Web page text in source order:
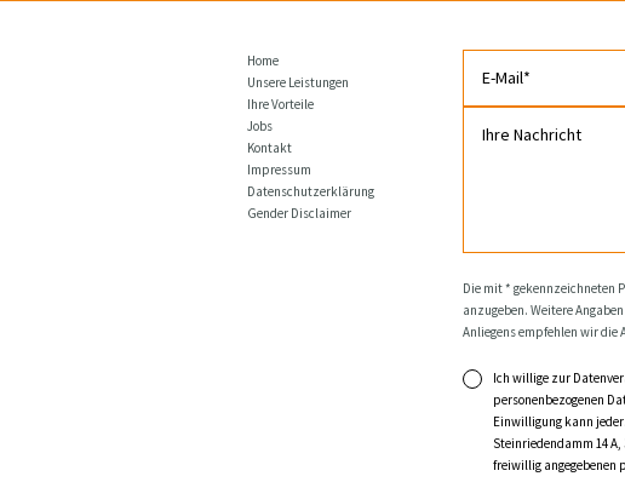
Home
Unsere Leistungen
Ihre Vorteile
Jobs
Kontakt
Impressum
Datenschutzerklärung
Gender Disclaimer
Die mit * gekennzeichneten
anzugeben. Weitere
Anliegens empfehlen wir die
Ich willige zur
personenbezogenen
Einwilligung kann
Steinriedendamm 14
freiwillig angegebenen